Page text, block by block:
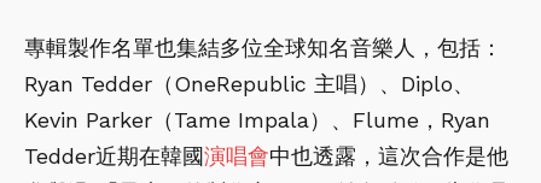
專輯製作名單也集結多位全球知名音樂人，包括：
Ryan Tedder（OneRepublic 主唱）、Diplo、
Kevin Parker（Tame Impala）、Flume，Ryan
Tedder近期在韓國演唱會中也透露，這次合作是他